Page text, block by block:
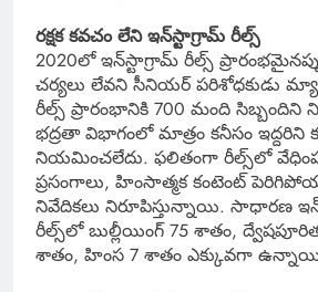
రక్షక కవచం లేని ఇన్‌స్టాగ్రామ్ రీల్స్
2020లో ఇన్‌స్టాగ్రామ్ రీల్స్
చర్యలు లేవని సీనియర్ పరిశోధకుడు
రీల్స్ ప్రారంభానికి 700 మంది
భద్రతా విభాగంలో మాత్రం కనీసం ఇద్దరిని
నియమించలేదు. ఫలితంగా రీల్స్‌లో
ప్రసంగాలు, హింసాత్మక కంటెంట్
నివేదికలు నిరూపిస్తున్నాయి. సాధారణ
రీల్స్‌లో బుల్లీయింగ్ 75 శాతం, ద్వేషపూరిత
శాతం, హింస 7 శాతం ఎక్కువగా